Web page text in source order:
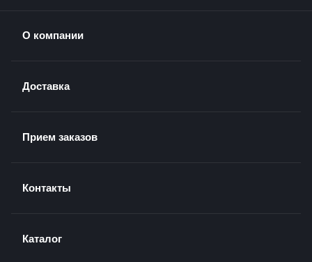
О компании
Доставка
Прием заказов
Контакты
Каталог